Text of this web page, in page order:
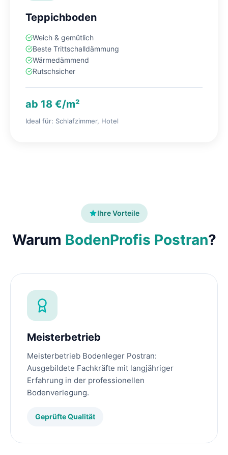
Teppichboden
Weich & gemütlich
Beste Trittschalldämmung
Wärmedämmend
Rutschsicher
ab 18 €/m²
Ideal für: Schlafzimmer, Hotel
Ihre Vorteile
Warum BodenProfis Postran?
Meisterbetrieb
Meisterbetrieb Bodenleger Postran:
Ausgebildete Fachkräfte mit langjähriger
Erfahrung in der professionellen
Bodenverlegung.
Geprüfte Qualität